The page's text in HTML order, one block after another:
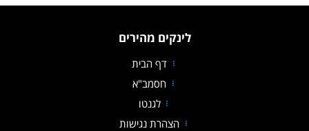
לינקים מהירים
דף הבית
חסמב"א
לגנטו
הצהרת נגישות